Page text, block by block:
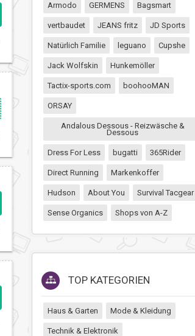
Armodo GERMENS Bagsmart
vertbaudet JEANS fritz JD Sports
Natürlich Familie leguano Cupshe
Jack Wolfskin Hunkemöller
Tactix-sports.com boohooMAN
ORSAY
Andalous Dessous - Reizwäsche &
Dessous
Dress For Less bugatti 365Rider
Direct Running Markenkoffer
Hudson About You Survival Tacgear
Sense Organics Shops von A-Z
TOP KATEGORIEN
Haus & Garten Mode & Kleidung
Technik & Elektronik